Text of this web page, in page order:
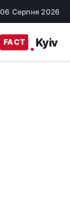
06 Серпня 2026